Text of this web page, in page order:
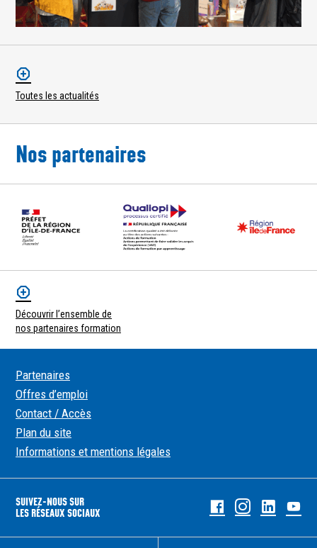
Toutes les actualités
Nos partenaires
Découvrir l’ensemble de
nos partenaires formation
Partenaires
Offres d’emploi
Contact / Accès
Plan du site
Informations et mentions légales
SUIVEZ-NOUS SUR
LES RÉSEAUX SOCIAUX
FacebookInstagram